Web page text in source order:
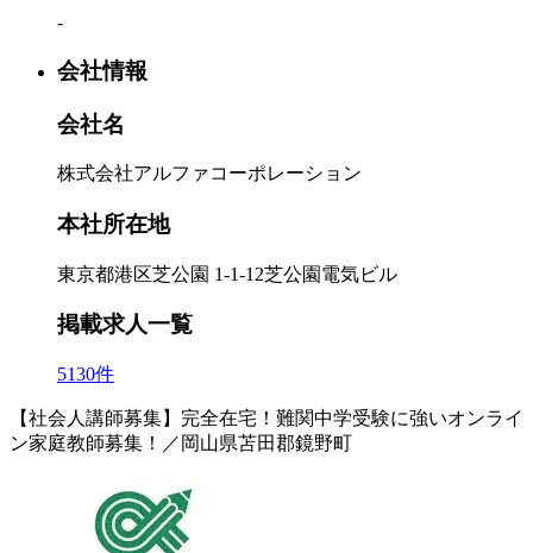
-
会社情報
会社名
株式会社アルファコーポレーション
本社所在地
東京都港区芝公園 1-1-12芝公園電気ビル
掲載求人一覧
5130件
【社会人講師募集】完全在宅！難関中学受験に強いオンライ
ン家庭教師募集！／岡山県苫田郡鏡野町